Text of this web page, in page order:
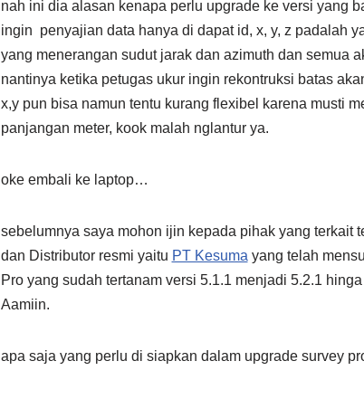
nah ini dia alasan kenapa perlu upgrade ke versi yang
ingin penyajian data hanya di dapat id, x, y, z padalah
yang menerangan sudut jarak dan azimuth dan semua
nantinya ketika petugas ukur ingin rekontruksi batas
x,y pun bisa namun tentu kurang flexibel karena musti
panjangan meter, kook malah nglantur ya.
oke embali ke laptop…
sebelumnya saya mohon ijin kepada pihak yang terkait
dan Distributor resmi yaitu PT Kesuma yang telah
Pro yang sudah tertanam versi 5.1.1 menjadi 5.2.1
Aamiin.
apa saja yang perlu di siapkan dalam upgrade survey